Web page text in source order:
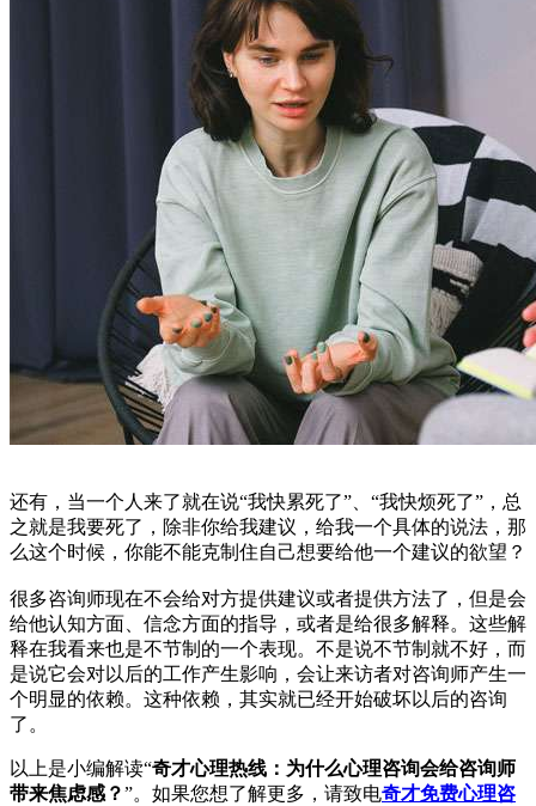
还有，当一个人来了就在说“我快累死了”、“我快烦死了”，总
之就是我要死了，除非你给我建议，给我一个具体的说法，那
么这个时候，你能不能克制住自己想要给他一个建议的欲望？
很多咨询师现在不会给对方提供建议或者提供方法了，但是会
给他认知方面、信念方面的指导，或者是给很多解释。这些解
释在我看来也是不节制的一个表现。不是说不节制就不好，而
是说它会对以后的工作产生影响，会让来访者对咨询师产生一
个明显的依赖。这种依赖，其实就已经开始破坏以后的咨询
了。
以上是小编解读“奇才心理热线：为什么心理咨询会给咨询师
带来焦虑感？”。如果您想了解更多，请致电奇才免费心理咨